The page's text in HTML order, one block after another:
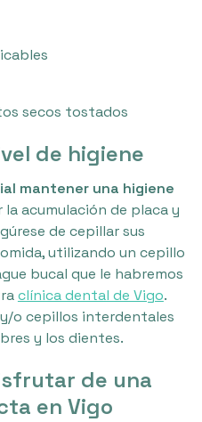
secos tostados
de higiene
mantener una higiene
acumulación de placa y
de cepillar sus
utilizando un cepillo
bucal que le habremos
clínica dental de Vigo.
o cepillos interdentales
y los dientes.
de una
en Vigo